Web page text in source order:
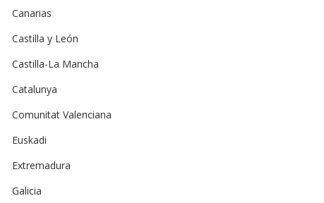
Canarias
Castilla y León
Castilla-La Mancha
Catalunya
Comunitat Valenciana
Euskadi
Extremadura
Galicia